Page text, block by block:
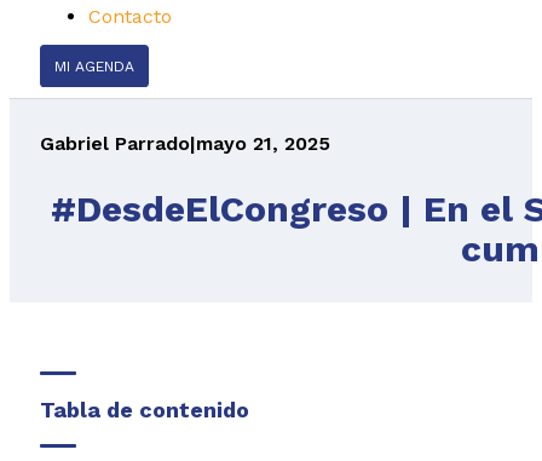
Contacto
MI AGENDA
Gabriel Parrado|mayo 21, 2025
#DesdeElCongreso | En el
Tabla de contenido